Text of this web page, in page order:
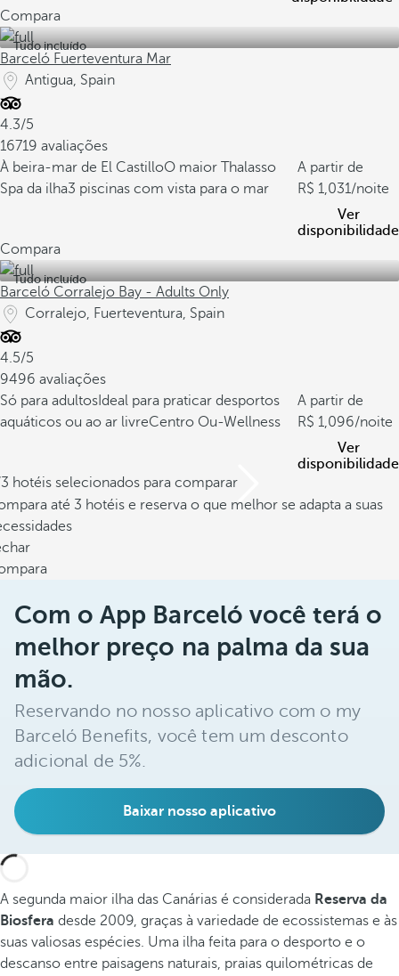
Compara
Tudo incluído
Barceló Fuerteventura Mar
Antigua, Spain
4.3/5
16719 avaliações
À beira-mar de El CastilloO maior Thalasso
Spa da ilha3 piscinas com vista para o mar
A partir de
1,031/noite
Ver
disponibilidade
Compara
Tudo incluído
Barceló Corralejo Bay - Adults Only
Corralejo, Fuerteventura, Spain
4.5/5
9496 avaliações
Só para adultos Ideal para praticar desportos
aquáticos ou ao ar livreCentro Ou-Wellness
A partir de
1,096/noite
Ver
disponibilidade
hotéis selecionados para comparar
até 3 hotéis e reserva o que melhor se adapta a suas
Com o App Barceló você terá o
melhor preço na palma da sua
mão.
Reservando no nosso aplicativo com o my
Barceló Benefits, você tem um desconto
adicional de 5%.
Baixar nosso aplicativo
A segunda maior ilha das Canárias é considerada Reserva da
Biosfera desde 2009, graças à variedade de ecossistemas e às
suas valiosas espécies. Uma ilha feita para o desporto e o
descanso entre paisagens naturais, praias quilométricas de